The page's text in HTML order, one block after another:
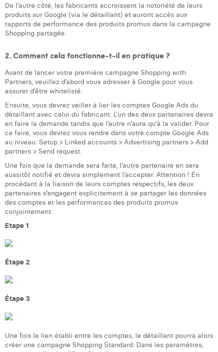
Lotte Vranckx
Louis Nassogne
Manon Houppertz
Margaux Marien
Margaux Snakkers
Mathias Segers
Matthias Langenaeker
Ninon Chevalier
Olivia Lohest
Pieter Maesmans
Sebastiaan Reeskamp
Thomas Kurevic
Victor Hayot
Yaël Vanhoe
De l’autre côté, les fabricants accroissent la notoriété de leurs
produits sur Google (via le détaillant) et auront accès aux
rapports de performance des produits promus dans la campagne
Shopping partagée.
2. Comment cela fonctionne-t-il en pratique ?
Avant de lancer votre première campagne Shopping with
Partners, veuillez d’abord vous adresser à Google pour vous
assurer d’être whitelisté.
Ensuite, vous devrez veiller à lier les comptes Google Ads du
détaillant avec celui du fabricant. L’un des deux partenaires devra
en faire la demande tandis que l’autre n’aura qu’à la valider. Pour
ce faire, vous devrez vous rendre dans votre compte Google Ads
au niveau: Setup > Linked accounts > Advertising partners > Add
partners > Send request.
Une fois que la demande sera faite, l’autre partenaire en sera
aussitôt notifié et devra simplement l’accepter. Attention ! En
procédant à la liaison de leurs comptes respectifs, les deux
partenaires s’engagent explicitement à se partager les données
des comptes et les performances des produits promus
conjointement.
Etape 1
Étape 2
Étape 3
Une fois le lien établi entre les comptes, le détaillant pourra alors
créer une campagne Shopping Standard. Dans les paramètres,